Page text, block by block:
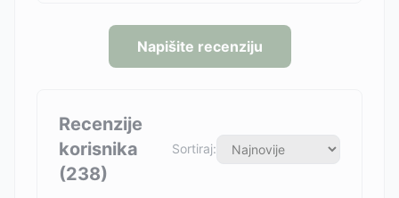
Napišite recenziju
Recenzije
korisnika
(238)
Sortiraj: